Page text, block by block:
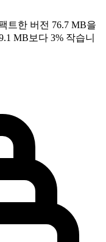
트한 버전 76.7 MB을
MB보다 3% 작습니